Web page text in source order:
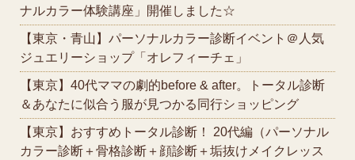
ナルカラー体験講座」開催しました☆
【東京・青山】パーソナルカラー診断イベント＠人気
ジュエリーショップ「オレフィーチェ」
【東京】40代ママの劇的before & after。トータル診断
＆あなたに似合う服が見つかる同行ショッピング
【東京】おすすめトータル診断！ 20代編（パーソナル
カラー診断＋骨格診断＋顔診断＋垢抜けメイクレッス